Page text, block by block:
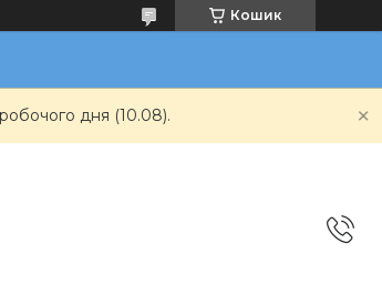
Кошик
дня (10.08).